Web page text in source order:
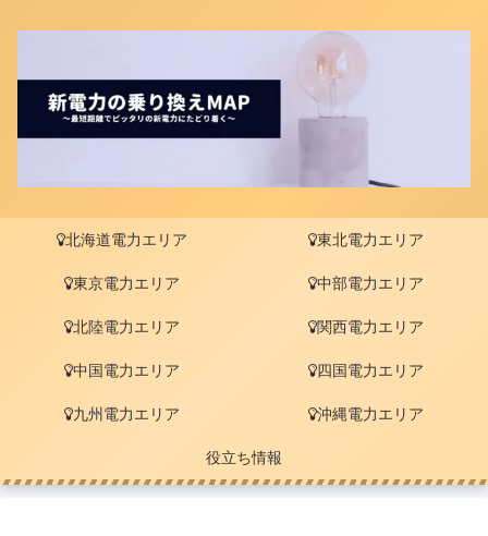
北海道電力エリア 東北電力エリア
東京電力エリア 中部電力エリア
北陸電力エリア 関西電力エリア
中国電力エリア 四国電力エリア
九州電力エリア 沖縄電力エリア
役立ち情報